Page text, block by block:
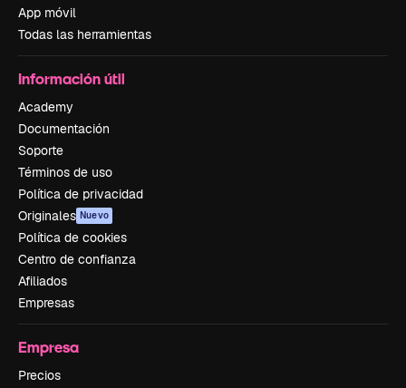
App móvil
Todas las herramientas
Información útil
Academy
Documentación
Soporte
Términos de uso
Política de privacidad
Originales Nuevo
Política de cookies
Centro de confianza
Afiliados
Empresas
Empresa
Precios